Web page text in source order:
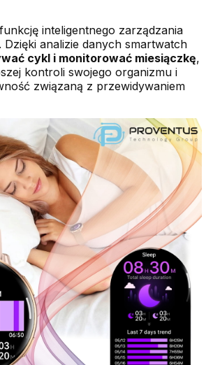
inteligentnego zarządzania
Dzięki analizie danych smartwatch
cykl i monitorować miesiączkę,
kontroli swojego organizmu i
związaną z przewidywaniem